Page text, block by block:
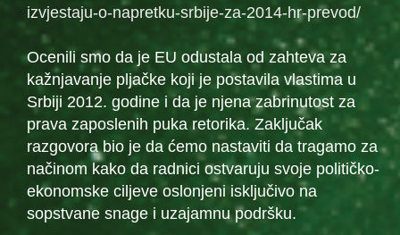
izvjestaju-o-napretku-srbije-za-2014-hr-prevod/
Ocenili smo da je EU odustala od zahteva za
kažnjavanje pljačke koji je postavila vlastima u
Srbiji 2012. godine i da je njena zabrinutost za
prava zaposlenih puka retorika. Zaključak
razgovora bio je da ćemo nastaviti da tragamo za
načinom kako da radnici ostvaruju svoje političko-
ekonomske ciljeve oslonjeni isključivo na
sopstvane snage i uzajamnu podršku.